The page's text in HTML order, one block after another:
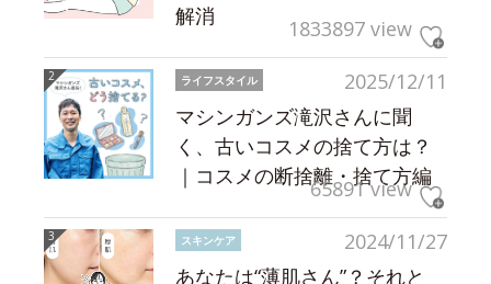
解消
1833897 view
2025/12/11
ライフスタイル
マシンガンズ滝沢さんに聞
く、古いコスメの捨て方は？
｜コスメの断捨離・捨て方編
65891 view
2024/11/27
スキンケア
あなたは“薄肌さん”？それと